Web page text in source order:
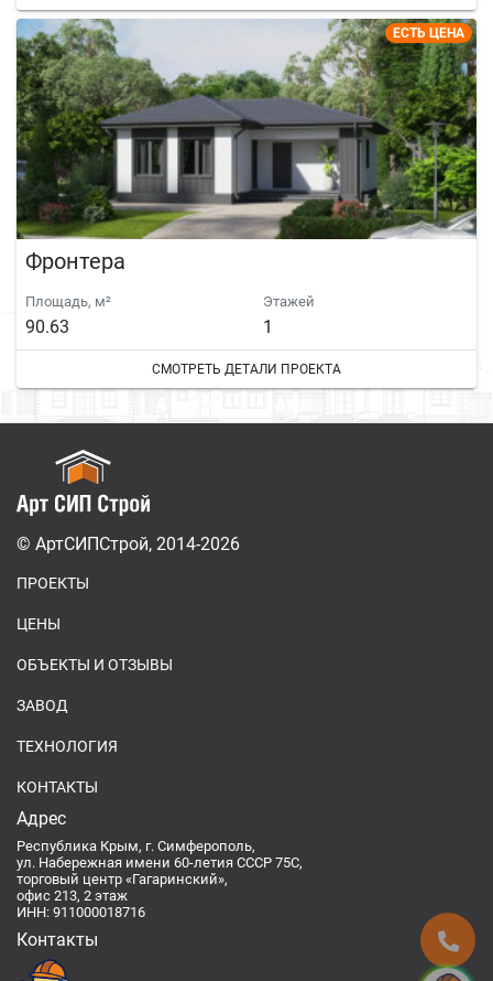
ЕСТЬ ЦЕНА
Фронтера
Площадь, м²
90.63
Этажей
1
СМОТРЕТЬ ДЕТАЛИ ПРОЕКТА
© АртСИПСтрой, 2014-2026
ПРОЕКТЫ
ЦЕНЫ
ОБЪЕКТЫ И ОТЗЫВЫ
ЗАВОД
ТЕХНОЛОГИЯ
КОНТАКТЫ
Адрес
Республика Крым, г. Симферополь,
ул. Набережная имени 60-летия СССР 75С,
торговый центр «Гагаринский»,
офис 213, 2 этаж
ИНН: 911000018716
Контакты